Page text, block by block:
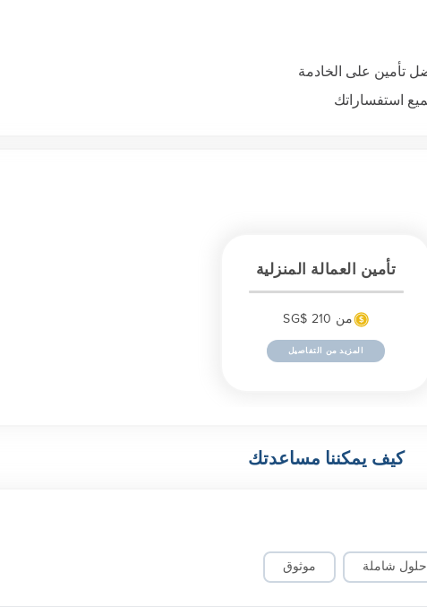
تأمين العمالة المنزلية
من SG$ 210
المزيد من التفاصيل
كيف يمكننا مساعدتك
حلول شاملة موثوق